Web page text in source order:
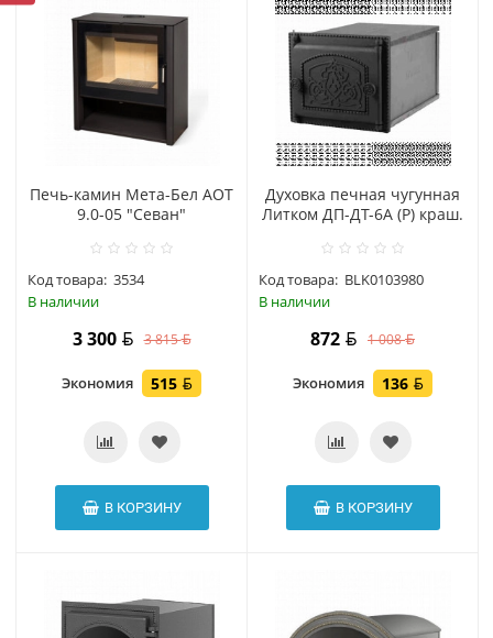
Печь-камин Мета-Бел АОТ
9.0-05 "Севан"
Код товара: 3534
В наличии
3 300 3 815
Экономия 515
В КОРЗИНУ
Духовка печная чугунная
Литком ДП-ДТ-6А (Р) краш.
Код товара: BLK0103980
В наличии
872 1 008
Экономия 136
В КОРЗИНУ